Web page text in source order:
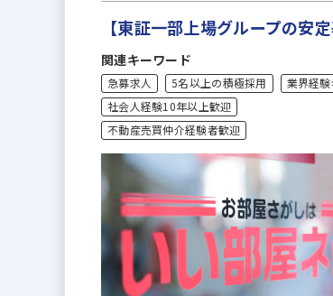
【東証一部上場グループの
関連キーワード
急募求人 5名以上の積極採用
業界経
社会人経験10年以上歓迎
不動産売買仲介経験者歓迎